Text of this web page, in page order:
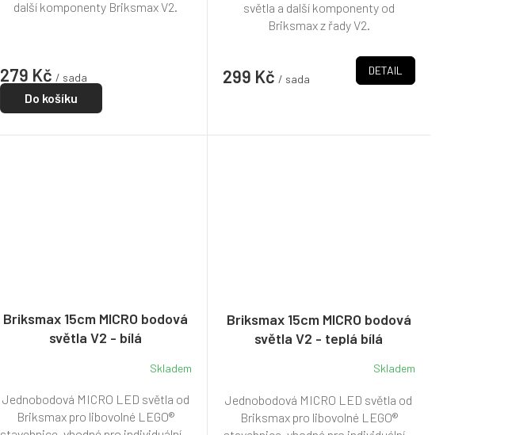
279 Kč / sada
Do košíku
další komponenty Briksmax V2.
299 Kč / sada
DETAIL
světla a další komponenty od
Briksmax z řady V2.
Briksmax 15cm MICRO bodová
světla V2 - bílá
Skladem
Jednobodová MICRO LED světla od
Briksmax pro libovolné LEGO®
Briksmax 15cm MICRO bodová
světla V2 - teplá bílá
Skladem
Jednobodová MICRO LED světla od
Briksmax pro libovolné LEGO®